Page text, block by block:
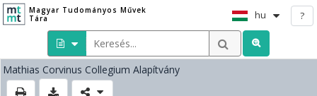
Magyar Tudományos Művek
Tára
hu ?
Mathias Corvinus Collegium Alapítvány